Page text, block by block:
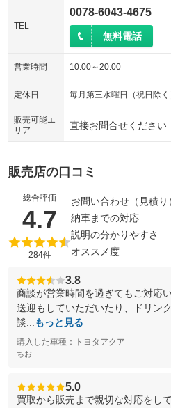
TEL
0078-6043-4675
無料電話
営業時間 10:00～20:00
定休日 毎月第三水曜日（祝日除
販売可能エ
リア
直接お問合せください
販売店の口コミ
総合評価
4.7 （5点満点
284件
お問い合わせ（見積り
納車までの対応
説明の分かりやすさ
オススメ度
3.8
商談が営業時間を過ぎてもご対応
送迎もしていただいたり、ドリン
談...
もっと見る
購入した車種：トヨタアクア
ちお
5.0
買取から販売まで親切な対応をして